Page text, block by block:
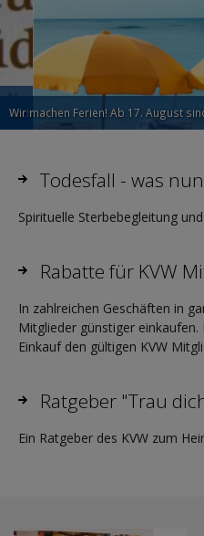
Kompass Juli August
KVW Jahresthema 2025- 2026
Arche im KVW steht für
Wir machen Ferien! Ab 17. August
Internationales EBCA Seminar in
Todesfall - was
Spirituelle Sterbebegleitung
Rabatte für KVW
In zahlreichen Geschäften in
Mitglieder günstiger einkaufen.
Einkauf den gültigen KVW
Ratgeber "Trau
Ein Ratgeber des KVW zum